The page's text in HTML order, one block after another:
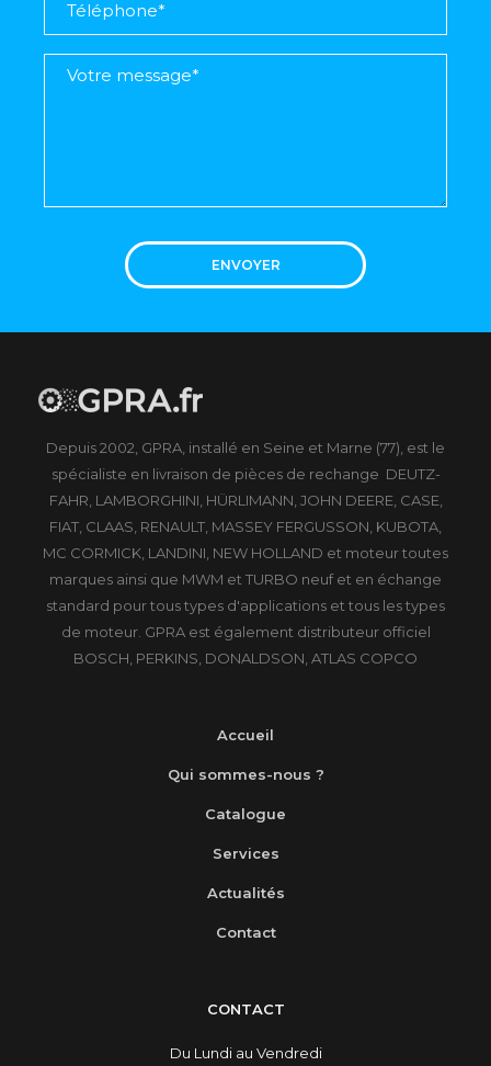
ENVOYER
Depuis 2002, GPRA, installé en Seine et Marne (77), est le
spécialiste en livraison de pièces de rechange DEUTZ-
FAHR, LAMBORGHINI, HÜRLIMANN, JOHN DEERE, CASE,
FIAT, CLAAS, RENAULT, MASSEY FERGUSSON, KUBOTA,
MC CORMICK, LANDINI, NEW HOLLAND et moteur toutes
marques ainsi que MWM et TURBO neuf et en échange
standard pour tous types d'applications et tous les types
de moteur. GPRA est également distributeur officiel
BOSCH, PERKINS, DONALDSON, ATLAS COPCO
Accueil
Qui sommes-nous ?
Catalogue
Services
Actualités
Contact
CONTACT
Du Lundi au Vendredi